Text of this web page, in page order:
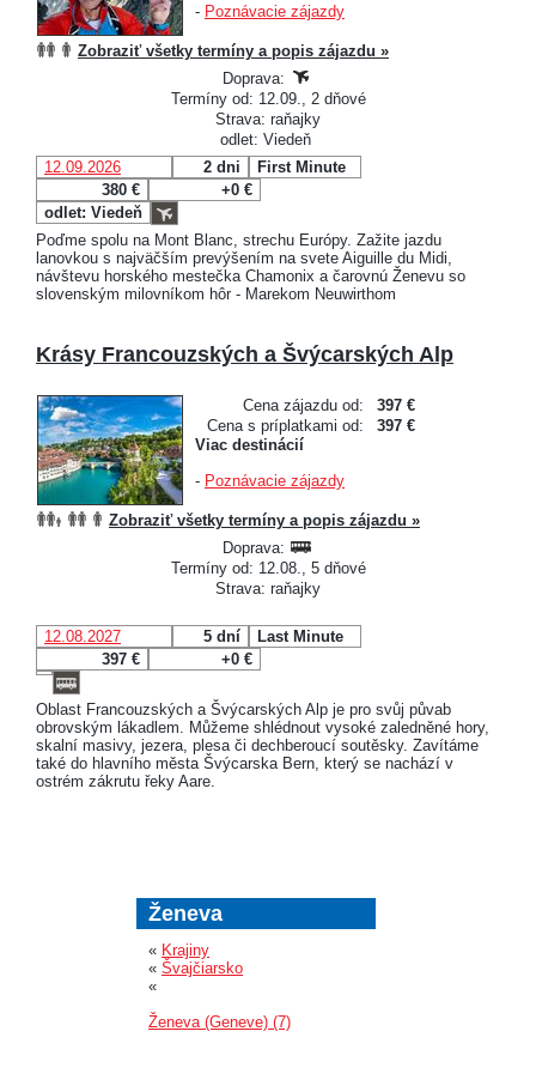
- Poznávacie zájazdy
Zobraziť všetky termíny a popis zájazdu »
Doprava:
Termíny od: 12.09., 2 dňové
Strava: raňajky
odlet: Viedeň
12.09.2026
2 dni
First Minute
380 €
+0 €
odlet: Viedeň
Poďme spolu na Mont Blanc, strechu Európy. Zažite jazdu
lanovkou s najväčším prevýšením na svete Aiguille du Midi,
návštevu horského mestečka Chamonix a čarovnú Ženevu so
slovenským milovníkom hôr - Marekom Neuwirthom
Krásy Francouzských a Švýcarských Alp
Cena zájazdu od:
397 €
Cena s príplatkami od:
397 €
Viac destinácií
- Poznávacie zájazdy
Zobraziť všetky termíny a popis zájazdu »
Doprava:
Termíny od: 12.08., 5 dňové
Strava: raňajky
12.08.2027 5 dní
Last Minute
397 €
+0 €
Oblast Francouzských a Švýcarských Alp je pro svůj půvab
obrovským lákadlem. Můžeme shlédnout vysoké zaledněné hory,
skalní masivy, jezera, plesa či dechberoucí soutěsky. Zavítáme
také do hlavního města Švýcarska Bern, který se nachází v
ostrém zákrutu řeky Aare.
Ženeva
« Krajiny
« Švajčiarsko
«
Ženeva (Geneve) (7)